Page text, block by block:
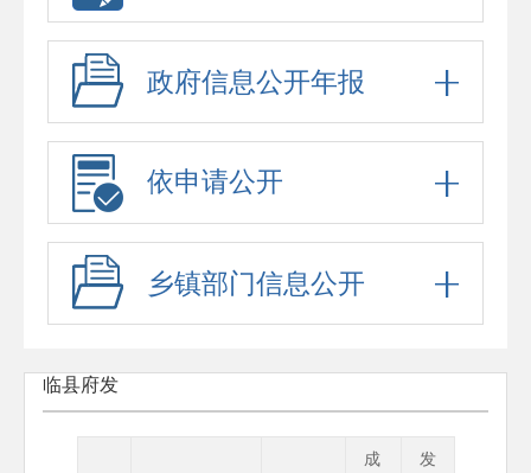
政府信息公开年报
依申请公开
乡镇部门信息公开
临县府发
成
发